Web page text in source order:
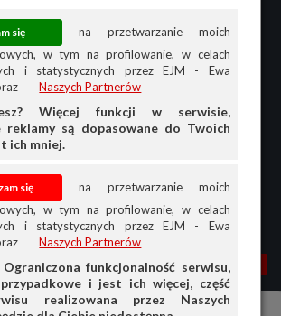
na przetwarzanie moich
w tym na profilowanie, w celach
i statystycznych przez EJM - Ewa
Naszych Partnerów
Więcej funkcji w serwisie,
reklamy są dopasowane do Twoich
ich mniej.
na przetwarzanie moich
w tym na profilowanie, w celach
i statystycznych przez EJM - Ewa
Naszych Partnerów
funkcjonalność serwisu,
i jest ich więcej, część
realizowana przez Naszych
MOJA AG
PRZEGLĄD